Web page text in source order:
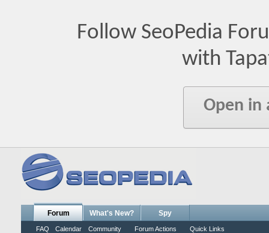
Follow SeoPedia
with
Open in
Forum
FAQ Calendar Community Forum Actions Quick Links
What's New? Spy